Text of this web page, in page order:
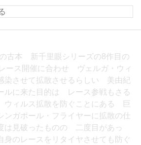
古本 新千里眼シリーズの8作目の
ース開催に合わせ ヴェルガ・ウィ
染させて拡散させるらしい 美由紀
ルに来た目的は レース参戦もさる
ウィルス拡散を防ぐことにある 巨
ンガポール・フライヤーに拡散の仕
見破ったものの 二度目があっ
のレースをリタイヤさせても防ぐ